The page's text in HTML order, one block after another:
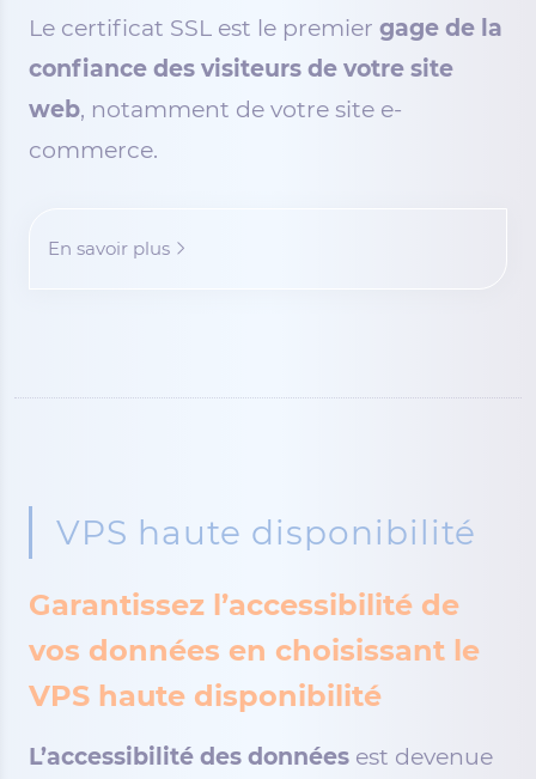
Le certificat SSL est le premier gage de la
confiance des visiteurs de votre site
web, notamment de votre site e-
commerce.
En savoir plus
VPS haute disponibilité
Garantissez l’accessibilité de
vos données en choisissant le
VPS haute disponibilité
L’accessibilité des données est devenue